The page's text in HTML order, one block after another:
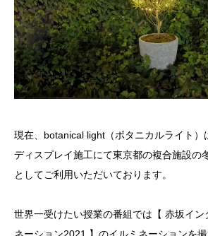
現在、botanical light（ボタニカルライト）
ディスプレイ施工にて東京都の複合施設の
としてご利用いただいております。
世界一受けたい授業の番組では【 赤坂イン